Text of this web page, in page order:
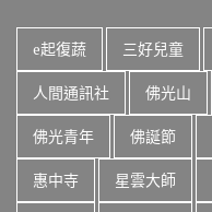
e起復蔬 三好兒童
人間通訊社 佛光山
佛光青年 佛誕節
惠中寺 星雲大師